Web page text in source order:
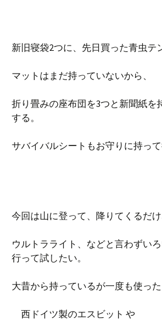
新旧寝袋2つに、先日買った青虫テ
マットはまだ持っていないから、
折り畳みの座布団を3つと新聞紙を
する。
サバイバルシートもお守りに持って
今回は山に登って、降りてくるだ
ウルトラライト、などと言わずい
行って試したい。
大昔から持っているが一度も使っ
西ドイツ製のエスビット や